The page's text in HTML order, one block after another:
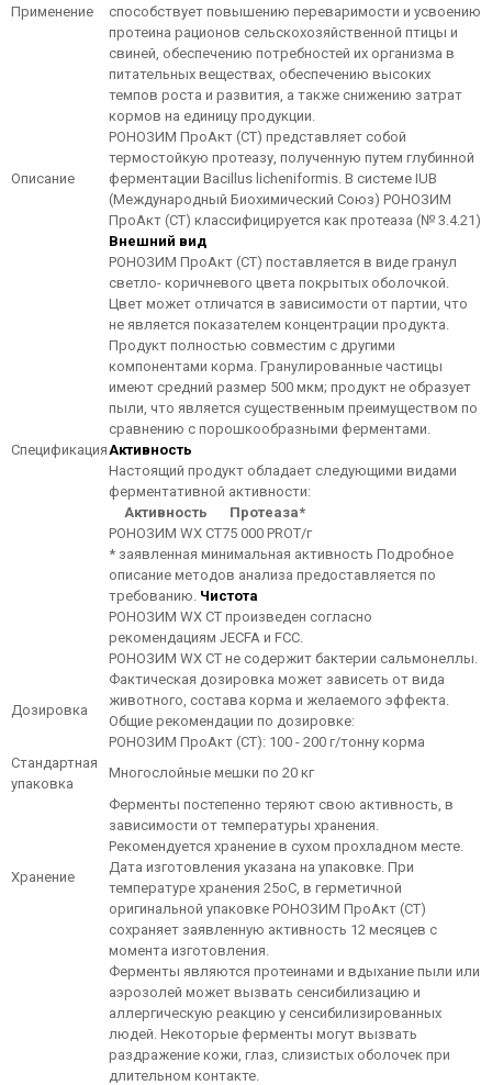
Применение
способствует повышению переваримости и усвоению
протеина рационов сельскохозяйственной птицы и
свиней, обеспечению потребностей их организма в
питательных веществах, обеспечению высоких
темпов роста и развития, а также снижению затрат
кормов на единицу продукции.
Описание
РОНОЗИМ ПроАкт (СТ) представляет собой
термостойкую протеазу, полученную путем глубинной
ферментации Bacillus licheniformis. В системе IUB
(Международный Биохимический Союз) РОНОЗИМ
ПроАкт (СТ) классифицируется как протеаза (№ 3.4.21)
Спецификация
Внешний вид
РОНОЗИМ ПроАкт (СТ) поставляется в виде гранул
светло- коричневого цвета покрытых оболочкой.
Цвет может отличатся в зависимости от партии, что
не является показателем концентрации продукта.
Продукт полностью совместим с другими
компонентами корма. Гранулированные частицы
имеют средний размер 500 мкм; продукт не образует
пыли, что является существенным преимуществом по
сравнению с порошкообразными ферментами.
Активность
Настоящий продукт обладает следующими видами
ферментативной активности:
Активность
Протеаза*
РОНОЗИМ WX СТ75 000 PROT/г
* заявленная минимальная активность Подробное
описание методов анализа предоставляется по
требованию. Чистота
РОНОЗИМ WX СТ произведен согласно
рекомендациям JECFA и FCC.
РОНОЗИМ WX СТ не содержит бактерии сальмонеллы.
Дозировка
Фактическая дозировка может зависеть от вида
животного, состава корма и желаемого эффекта.
Общие рекомендации по дозировке:
РОНОЗИМ ПроАкт (СТ): 100 - 200 г/тонну корма
Стандартная
упаковка
Многослойные мешки по 20 кг
Хранение
Ферменты постепенно теряют свою активность, в
зависимости от температуры хранения.
Рекомендуется хранение в сухом прохладном месте.
Дата изготовления указана на упаковке. При
температуре хранения 25оС, в герметичной
оригинальной упаковке РОНОЗИМ ПроАкт (СТ)
сохраняет заявленную активность 12 месяцев с
момента изготовления.
Ферменты являются протеинами и вдыхание пыли или
аэрозолей может вызвать сенсибилизацию и
аллергическую реакцию у сенсибилизированных
людей. Некоторые ферменты могут вызвать
раздражение кожи, глаз, слизистых оболочек при
длительном контакте.